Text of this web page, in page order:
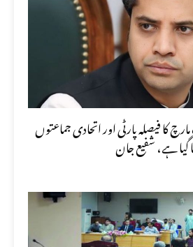
کا فیصلہ پارٹی اور اتحادی جماعتوں
ہے، شفیع جان